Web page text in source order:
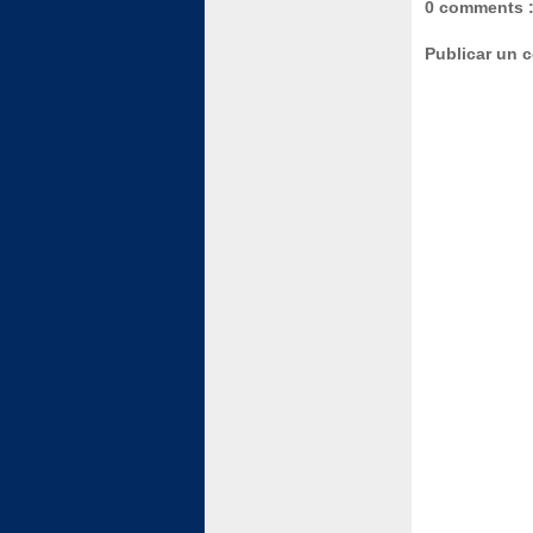
0 comments :
Publicar un